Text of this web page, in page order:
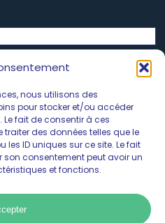
nous utilisons des
pour stocker et/ou accéder
fait de consentir à ces
des données telles que le
ID uniques sur ce site. Le fait
son consentement peut avoir un
et fonctions.